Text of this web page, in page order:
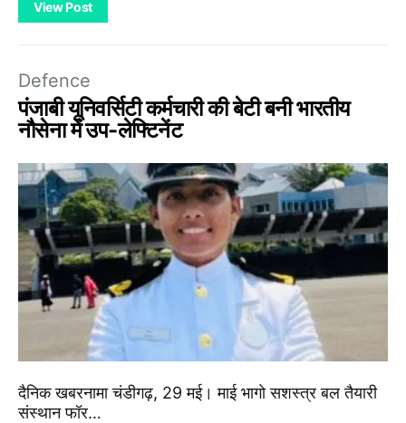
View Post
Defence
पंजाबी यूनिवर्सिटी कर्मचारी की बेटी बनी भारतीय
नौसेना में उप-लेफ्टिनेंट
दैनिक खबरनामा चंडीगढ़, 29 मई। माई भागो सशस्त्र बल तैयारी
संस्थान फॉर…